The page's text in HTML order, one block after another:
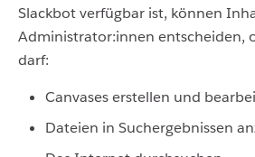
Slackbot verfügbar ist, können
Administrator:innen entscheiden,
darf:
Canvases erstellen und
Dateien in Suchergebnissen